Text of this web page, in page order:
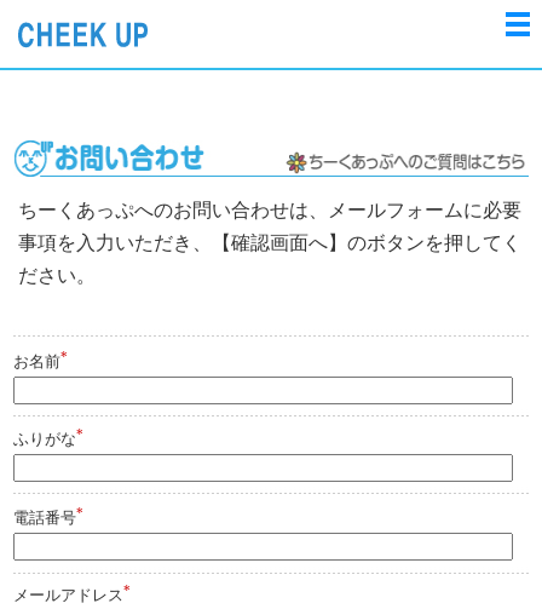
ちーくあっぷへのお問い合わせは、メールフォームに必要
事項を入力いただき、【確認画面へ】のボタンを押してく
ださい。
お名前*
ふりがな*
電話番号*
メールアドレス*